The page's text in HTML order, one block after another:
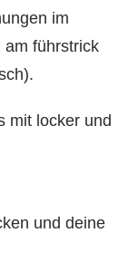
im
am führstrick
mit locker und
und deine